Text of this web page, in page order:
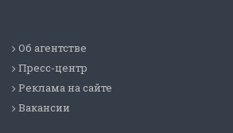
Об агентстве
Пресс-центр
Реклама на сайте
Вакансии